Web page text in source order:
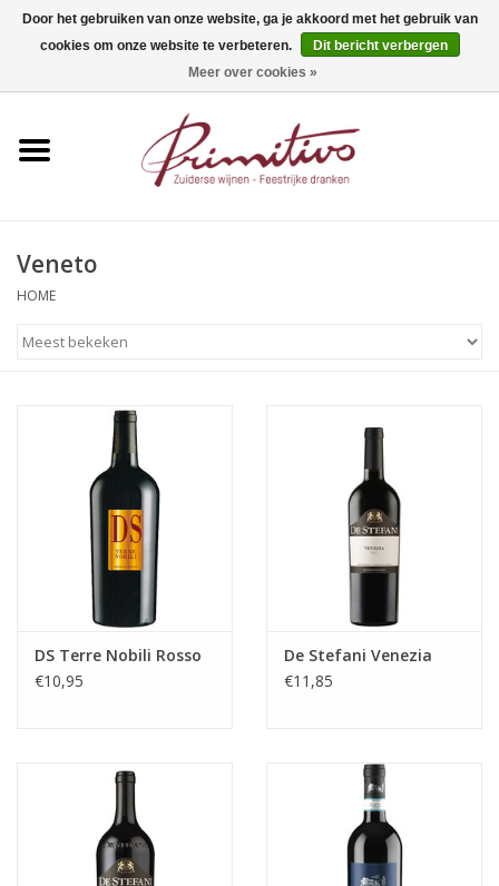
0 Artikelen - €0,00
Apero
Veneto
HOME
DS Terre Nobili Rosso
€10,95
De Stefani Venezia
€11,85
Door het gebruiken van onze website, ga je akkoord met het gebruik van
cookies om onze website te verbeteren.
Dit bericht verbergen
Meer over cookies »